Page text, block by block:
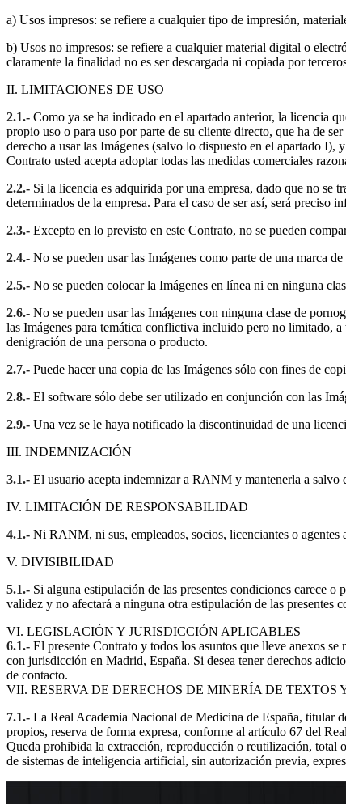
a) Usos impresos: se refiere a cualquier tipo de impresión,
b) Usos no impresos: se refiere a cualquier material digital o
claramente la finalidad no es ser descargada ni copiada por
II. LIMITACIONES DE USO
2.1.- Como ya se ha indicado en el apartado anterior, la licencia
propio uso o para uso por parte de su cliente directo, que ha de
derecho a usar las Imágenes (salvo lo dispuesto en el apartado
Contrato usted acepta adoptar todas las medidas comerciales
2.2.- Si la licencia es adquirida por una empresa, dado que no se
determinados de la empresa. Para el caso de ser así, será
2.3.- Excepto en lo previsto en este Contrato, no se pueden
2.4.- No se pueden usar las Imágenes como parte de una marca
2.5.- No se pueden colocar la Imágenes en línea ni en ninguna
2.6.- No se pueden usar las Imágenes con ninguna clase de
las Imágenes para temática conflictiva incluido pero no limitado,
denigración de una persona o producto.
2.7.- Puede hacer una copia de las Imágenes sólo con fines de
2.8.- El software sólo debe ser utilizado en conjunción con las
2.9.- Una vez se le haya notificado la discontinuidad de una
III. INDEMNIZACIÓN
3.1.- El usuario acepta indemnizar a RANM y mantenerla a salvo
IV. LIMITACIÓN DE RESPONSABILIDAD
4.1.- Ni RANM, ni sus, empleados, socios, licenciantes o
V. DIVISIBILIDAD
5.1.- Si alguna estipulación de las presentes condiciones carece
validez y no afectará a ninguna otra estipulación de las presentes
VI. LEGISLACIÓN Y JURISDICCIÓN APLICABLES
6.1.- El presente Contrato y todos los asuntos que lleve anexos
con jurisdicción en Madrid, España. Si desea tener derechos
de contacto.
VII. RESERVA DE DERECHOS DE MINERÍA DE TEXTOS
7.1.- La Real Academia Nacional de Medicina de España, titular
propios, reserva de forma expresa, conforme al artículo 67 del
Queda prohibida la extracción, reproducción o reutilización, total
de sistemas de inteligencia artificial, sin autorización previa,